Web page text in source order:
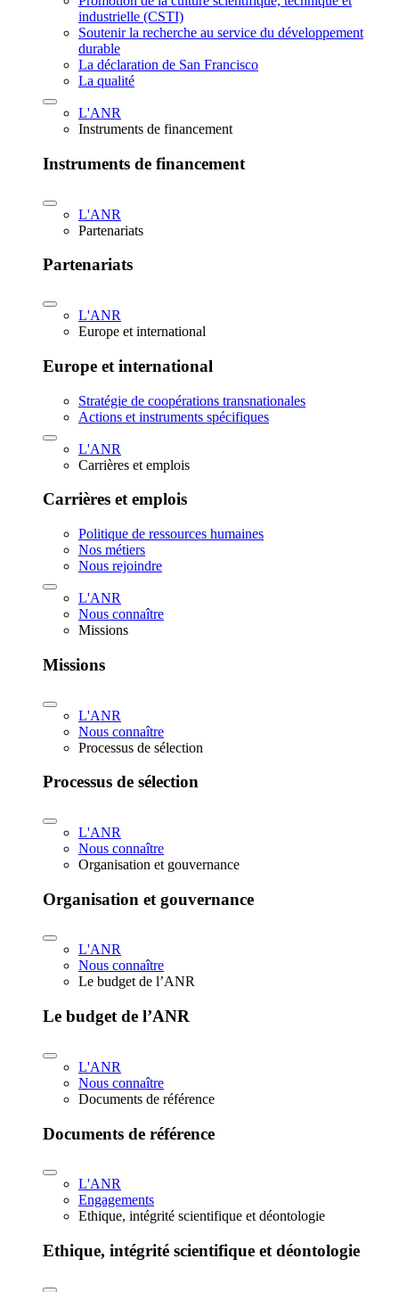
industrielle (CSTI)
Soutenir la recherche au service du développement
durable
La déclaration de San Francisco
La qualité
L'ANR
Instruments de financement
Instruments de financement
L'ANR
Partenariats
Partenariats
L'ANR
Europe et international
Europe et international
Stratégie de coopérations transnationales
Actions et instruments spécifiques
L'ANR
Carrières et emplois
Carrières et emplois
Politique de ressources humaines
Nos métiers
Nous rejoindre
L'ANR
Nous connaître
Missions
Missions
L'ANR
Nous connaître
Processus de sélection
Processus de sélection
L'ANR
Nous connaître
Organisation et gouvernance
Organisation et gouvernance
L'ANR
Nous connaître
Le budget de l’ANR
Le budget de l’ANR
L'ANR
Nous connaître
Documents de référence
Documents de référence
L'ANR
Engagements
Ethique, intégrité scientifique et déontologie
Ethique, intégrité scientifique et déontologie